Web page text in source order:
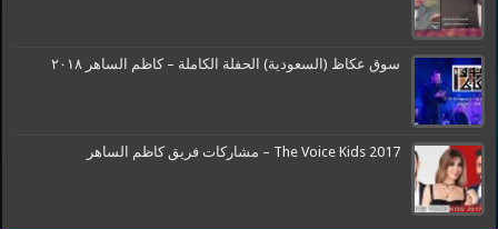
سوق عكاظ (السعودية) الحفلة الكاملة – كاظم الساهر ٢٠١٨
The Voice Kids 2017 – مشاركات فريق كاظم الساهر